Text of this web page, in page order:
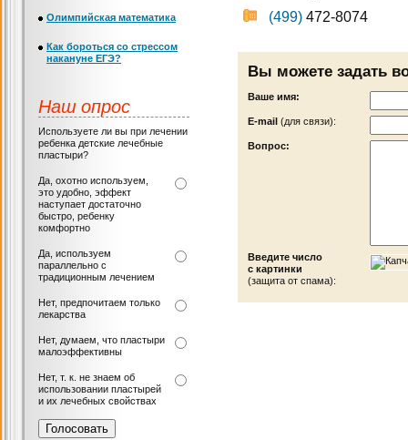
(499) 472-8074
Вы можете задать
Ваше имя:
Е-mail (для связи):
Вопрос:
Введите число
с картинки
(защита от спама):
Олимпийская математика
Как бороться со стрессом
накануне ЕГЭ?
Наш опрос
Используете ли вы при лечении
ребенка детские лечебные
пластыри?
Да, охотно используем,
это удобно, эффект
наступает достаточно
быстро, ребенку
комфортно
Да, используем
параллельно с
традиционным лечением
Нет, предпочитаем только
лекарства
Нет, думаем, что пластыри
малоэффективны
Нет, т. к. не знаем об
использовании пластырей
и их лечебных свойствах